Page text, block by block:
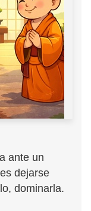
ante un
dejarse
dominarla.